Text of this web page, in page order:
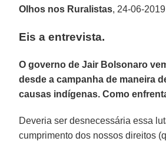
Olhos nos Ruralistas, 24-06-
Eis a entrevista.
O governo de Jair Bolsonaro
desde a campanha de maneira
causas indígenas. Como
Deveria ser desnecessária essa
cumprimento dos nossos direitos